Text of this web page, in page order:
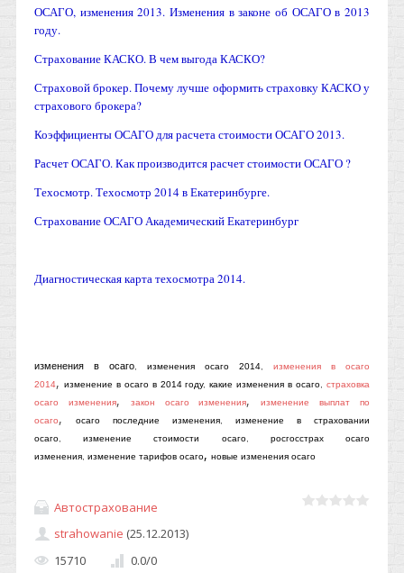
ОСАГО, изменения 2013. Изменения в законе об ОСАГО в 2013
году.
Страхование КАСКО. В чем выгода КАСКО?
Страховой брокер. Почему лучше оформить страховку КАСКО у
страхового брокера?
Коэффициенты ОСАГО для расчета стоимости ОСАГО 2013.
Расчет ОСАГО. Как производится расчет стоимости ОСАГО ?
Техосмотр. Техосмотр 2014 в Екатеринбурге.
Страхование ОСАГО Академический Екатеринбург
Диагностическая карта техосмотра 2014.
изменения в осаго изменения осаго 2014
изменения в осаго
2014, изменение в осаго в 2014 году, какие изменения в осаго ,страховка
осаго изменения, закон осаго изменения,изменение выплат по
осаго, осаго последние изменения
изменение в страховании
осаго ,изменение стоимости осаго, росгосстрах осаго
изменения изменение тарифов осаго, новые изменения осаго
Автострахование
strahowanie (25.12.2013)
15710
0.0/0